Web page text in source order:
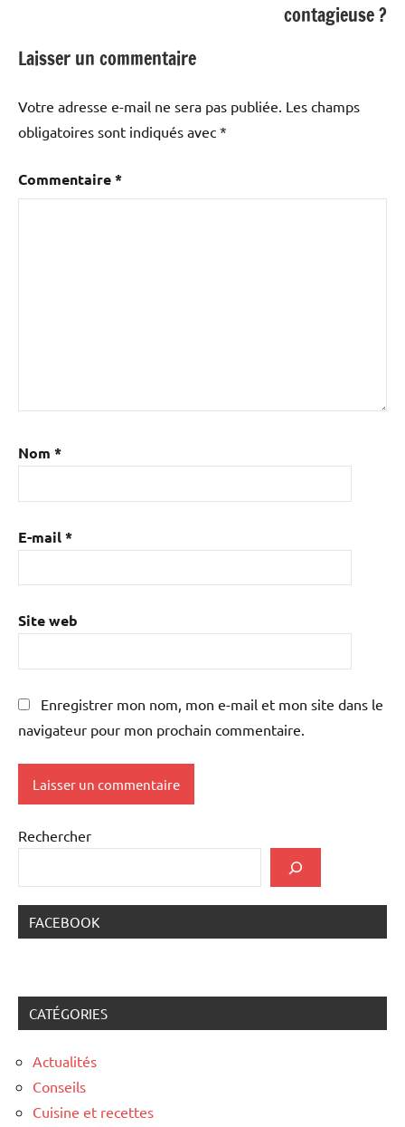
contagieuse ?
Laisser un commentaire
Votre adresse e-mail ne sera pas publiée. Les champs
obligatoires sont indiqués avec *
Commentaire*
Nom *
E-mail*
Site web
Enregistrer mon nom, mon e-mail et mon site dans le
navigateur pour mon prochain commentaire.
Rechercher
FACEBOOK
CATÉGORIES
Actualités
Conseils
Cuisine et recettes